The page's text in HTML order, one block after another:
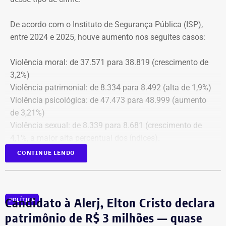
apuração de possíveis ilícitos nas esferas cível e criminal,
e à Secretaria de Regime Próprio e Complementar do
De acordo com o Instituto de Segurança Pública (ISP),
entre 2024 e 2025, houve aumento nos seguites casos:
Violência moral: de 37.571 para 38.819 (crescimento de
3,2%)
Violência patrimonial: de 8.334 para 8.492 (alta de 1,9%)
Violência psicológica: de 47.473 para 48.999 (aumento
de 3,21%)
Violência sexual: de 8.339 para 8.681 (crescimento de
A única estatística que apresentou queda foi a de
violência física, que passou de 43.743 em 2024 para
Símbolo dessa batalha, a atriz e jornalista Cristiane
CONTINUE LENDO
POLÍTICA
Candidato à Alerj, Elton Cristo declara
patrimônio de R$ 3 milhões — quase